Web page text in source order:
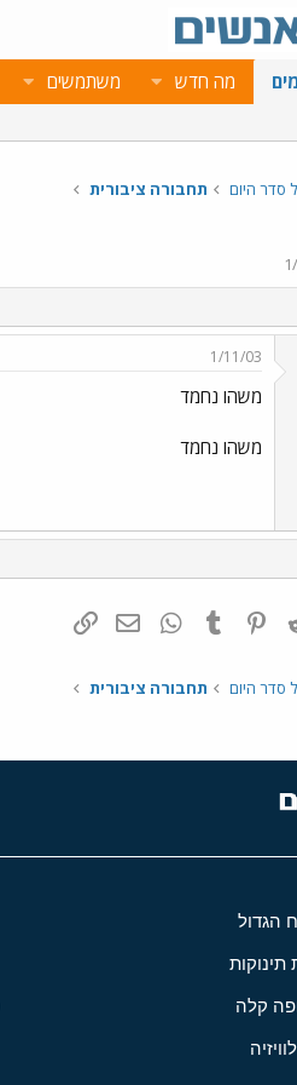
מה חדש משתמשים
סדר היום תחבורה ציבורית
1/11/03
משהו נחמד
משהו נחמד
Reddit
Pinterest
Tumblr
WhatsAppדואר אלקטרוני
סדר היום תחבורה ציבורית
הגדול
תינוקות
קלה